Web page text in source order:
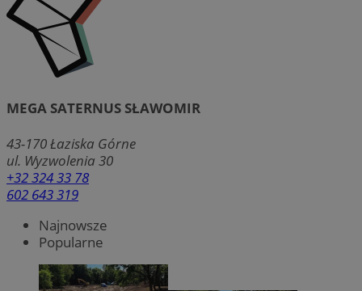
MEGA SATERNUS SŁAWOMIR
43-170Łaziska Górne
ul. Wyzwolenia 30
+32 324 33 78
602 643 319
Najnowsze
Popularne